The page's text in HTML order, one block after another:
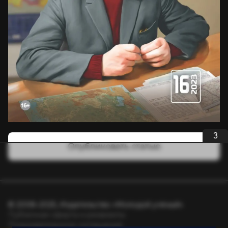
Опубликовать статью
Пользовательское соглашение
3